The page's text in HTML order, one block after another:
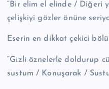
“Bir elim el elinde / Diğeri
çelişkiyi gözler önüne
Eserin en dikkat çekici
“Gizli öznelerle doldurup
sustum / Konuşarak /